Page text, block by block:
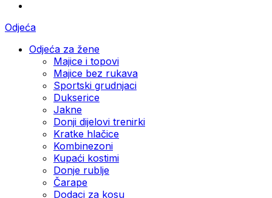
Odjeća
Odjeća za žene
Majice i topovi
Majice bez rukava
Sportski grudnjaci
Dukserice
Jakne
Donji dijelovi trenirki
Kratke hlačice
Kombinezoni
Kupaći kostimi
Donje rublje
Čarape
Dodaci za kosu